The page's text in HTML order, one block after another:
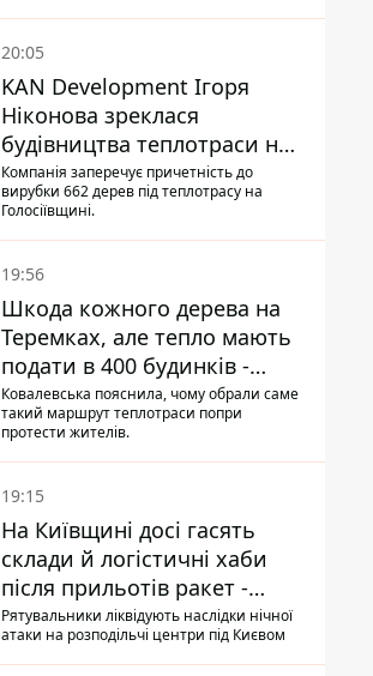
20:05
KAN Development Ігоря
Ніконова зреклася
будівництва теплотраси на
Теремках
Компанія заперечує причетність до
вирубки 662 дерев під теплотрасу на
Голосіївщині.
19:56
Шкода кожного дерева на
Теремках, але тепло мають
подати в 400 будинків -
депутатка Київради
Ковалевська пояснила, чому обрали саме
такий маршрут теплотраси попри
протести жителів.
19:15
На Київщині досі гасять
склади й логістичні хаби
після прильотів ракет -
ДСНС
Рятувальники ліквідують наслідки нічної
атаки на розподільчі центри під Києвом